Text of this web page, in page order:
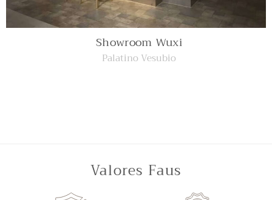
Showroom Wuxi
Palatino Vesubio
Valores Faus